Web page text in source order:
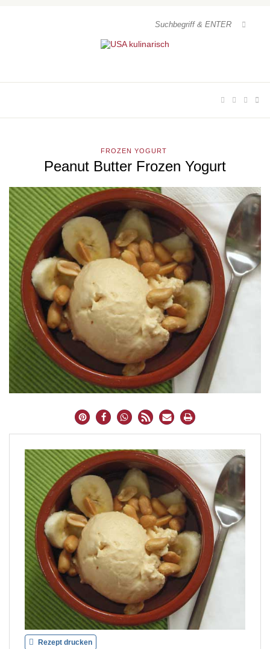
FROZEN YOGURT
Peanut Butter Frozen Yogurt
Rezept drucken